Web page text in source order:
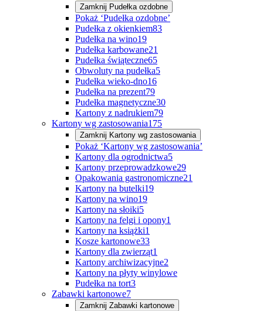
Zamknij Pudełka ozdobne
Pokaż ‘Pudełka ozdobne’
Pudełka z okienkiem83
Pudełka na wino19
Pudełka karbowane21
Pudełka świąteczne65
Obwoluty na pudełka5
Pudełka wieko-dno16
Pudełka na prezent79
Pudełka magnetyczne30
Kartony z nadrukiem79
Kartony wg zastosowania175
Zamknij Kartony wg zastosowania
Pokaż ‘Kartony wg zastosowania’
Kartony dla ogrodnictwa5
Kartony przeprowadzkowe29
Opakowania gastronomiczne21
Kartony na butelki19
Kartony na wino19
Kartony na słoiki5
Kartony na felgi i opony1
Kartony na książki1
Kosze kartonowe33
Kartony dla zwierząt1
Kartony archiwizacyjne2
Kartony na płyty winylowe
Pudełka na tort3
Zabawki kartonowe7
Zamknij Zabawki kartonowe